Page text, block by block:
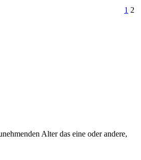
1 2
Alter das eine oder andere,